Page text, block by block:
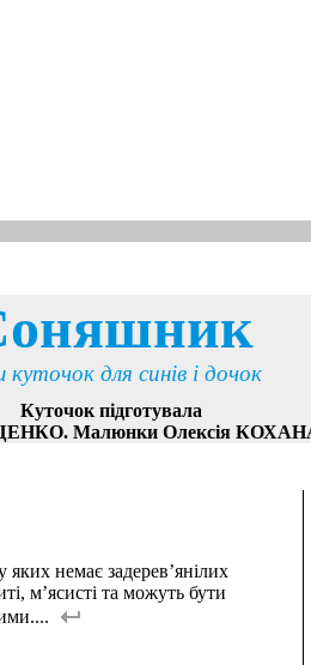
для синів і дочок
Куточок підготувала
Малюнки Олексія
немає задерев’янілих
м’ясисті та можуть бути